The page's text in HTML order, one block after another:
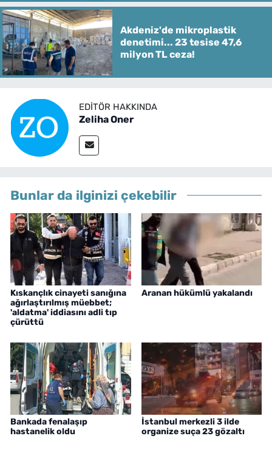
Akdeniz'de mikroplastik
denetimi... 23 tesise 47,6
milyon TL ceza!
EDITÖR HAKKINDA
Zeliha Oner
Bunlar da ilginizi çekebilir
Kıskançlık cinayeti sanığına
ağırlaştırılmış müebbet;
'aldatma' iddiasını adli tıp
çürüttü
Aranan hükümlü yakalandı
Bankada fenalaşıp
hastanelik oldu
İstanbul merkezli 3 ilde
organize suça 23 gözaltı